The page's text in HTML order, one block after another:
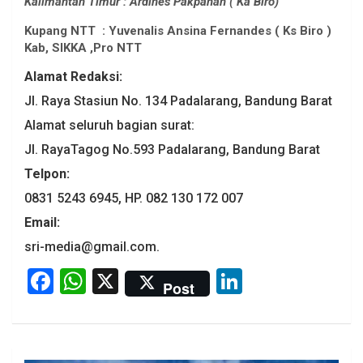
Kupang NTT : Yuvenalis Ansina Fernandes ( Ks Biro )
Kab, SIKKA ,Pro NTT
Alamat Redaksi:
Jl. Raya Stasiun No. 134 Padalarang, Bandung Barat
Alamat seluruh bagian surat:
Jl. RayaTagog No.593 Padalarang, Bandung Barat
Telpon:
0831 5243 6945, HP. 082 130 172 007
Email:
sri-media@gmail.com.
F
ce
W
at
X Post
ke